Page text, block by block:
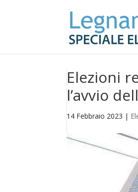
Elezioni
l’avvio
14 Febbraio 2023 |